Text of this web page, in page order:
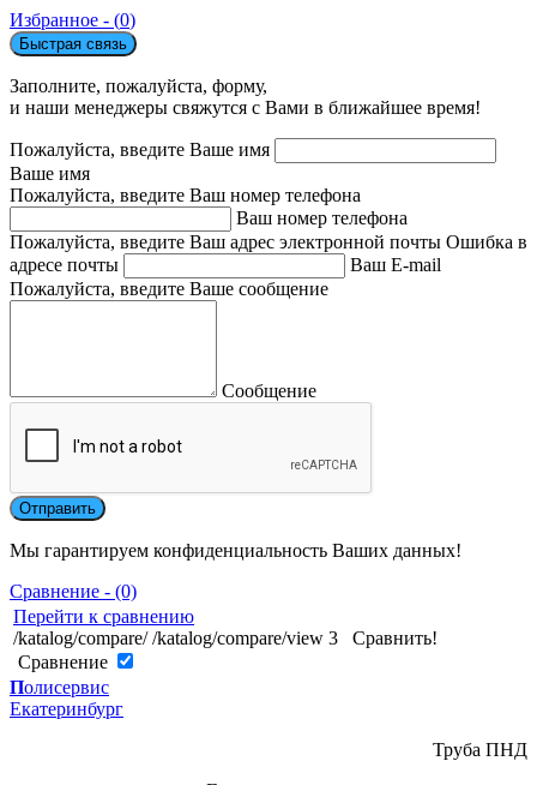
Избранное - (0)
Быстрая связь
Заполните, пожалуйста, форму,
и наши менеджеры свяжутся с Вами в ближайшее время!
Пожалуйста, введите Ваше имя
Ваше имя
Пожалуйста, введите Ваш номер телефона
Ваш номер телефона
Пожалуйста, введите Ваш адрес электронной почты Ошибка в
адресе почты
Ваш E-mail
Пожалуйста, введите Ваше сообщение
Сообщение
Мы гарантируем конфиденциальность Ваших данных!
Сравнение - (0)
Перейти к сравнению
/katalog/compare/ /katalog/compare/view 3
Сравнить!
Cравнение
Полисервис
Екатеринбург
Труба ПНД